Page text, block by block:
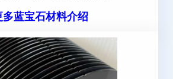
多蓝宝石材料介绍